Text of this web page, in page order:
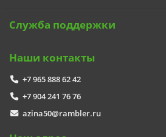
Служба поддержки
Наши контакты
+7 965 888 62 42
+7 904 241 76 76
azina50@rambler.ru